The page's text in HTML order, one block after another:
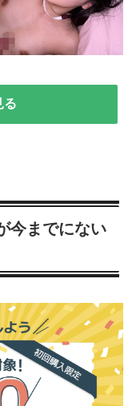
る
今までにない